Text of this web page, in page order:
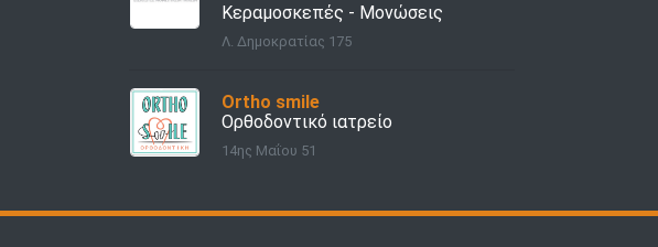
Κεραμοσκεπές - Μονώσεις
Λ. Δημοκρατίας 175
Ortho smile
Ορθοδοντικό ιατρείο
14ης Μαΐου 51